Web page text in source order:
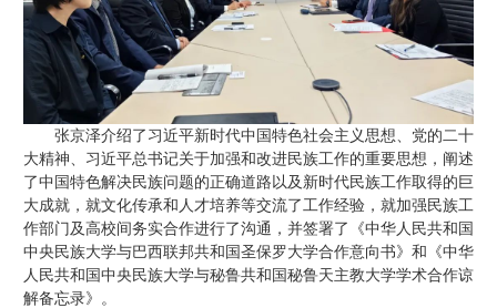
张京泽介绍了习近平新时代中国特色社会主义思想、党的二十
大精神、习近平总书记关于加强和改进民族工作的重要思想，阐述
了中国特色解决民族问题的正确道路以及新时代民族工作取得的巨
大成就，就文化传承和人才培养等交流了工作经验，就加强民族工
作部门及高校间务实合作进行了沟通，并签署了《中华人民共和国
中央民族大学与巴西联邦共和国圣保罗大学合作意向书》和《中华
人民共和国中央民族大学与秘鲁共和国秘鲁天主教大学学术合作谅
解备忘录》。